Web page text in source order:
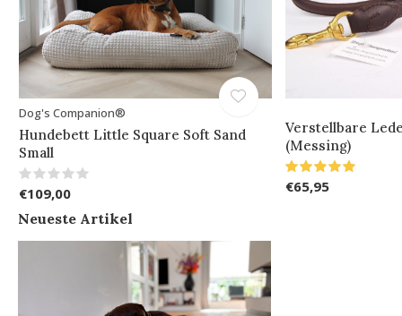
Dog's Companion®
Hundebett Little Square Soft Sand
Small
€109,00
Verstellbare
(Messing)
€65,95
Neueste Artikel